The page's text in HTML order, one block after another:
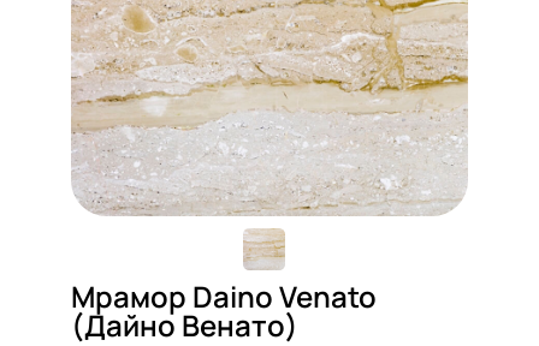
Мрамор Daino Venato
(Дайно Венато)